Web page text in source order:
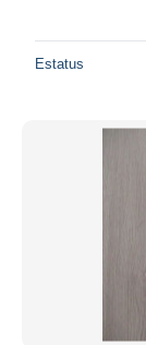
Estatus